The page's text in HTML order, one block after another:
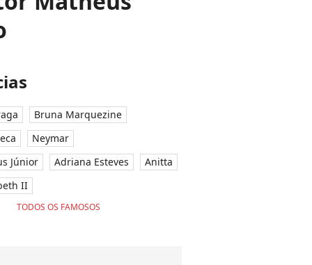
Bruna Marquezine
Neymar
Júnior
Adriana Esteves
Anitta
II
TODOS OS FAMOSOS